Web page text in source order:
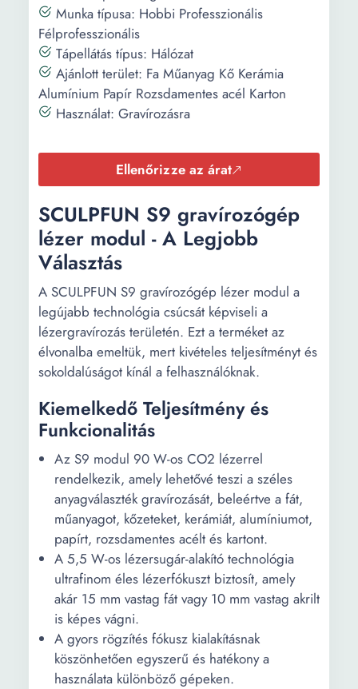
Munka típusa: Hobbi Professzionális
Félprofesszionális
Tápellátás típus: Hálózat
Ajánlott terület: Fa Műanyag Kő Kerámia
Alumínium Papír Rozsdamentes acél Karton
Használat: Gravírozásra
Ellenőrizze az árat
SCULPFUN S9 gravírozógép
lézer modul - A Legjobb
Választás
A SCULPFUN S9 gravírozógép lézer modul a
legújabb technológia csúcsát képviseli a
lézergravírozás területén. Ezt a terméket az
élvonalba emeltük, mert kivételes teljesítményt és
sokoldalúságot kínál a felhasználóknak.
Kiemelkedő Teljesítmény és
Funkcionalitás
Az S9 modul 90 W-os CO2 lézerrel
rendelkezik, amely lehetővé teszi a széles
anyagválaszték gravírozását, beleértve a fát,
műanyagot, kőzeteket, kerámiát, alumíniumot,
papírt, rozsdamentes acélt és kartont.
A 5,5 W-os lézersugár-alakító technológia
ultrafinom éles lézerfókuszt biztosít, amely
akár 15 mm vastag fát vagy 10 mm vastag akrilt
is képes vágni.
A gyors rögzítés fókusz kialakításnak
köszönhetően egyszerű és hatékony a
használata különböző gépeken.